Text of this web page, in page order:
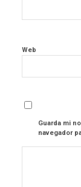
Web
Guarda mi
navegador